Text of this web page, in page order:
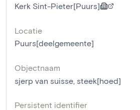
Kerk Sint-Pieter[Puurs]
Locatie
Puurs[deelgemeente]
Objectnaam
sjerp van suisse steek[hoed]
Persistent identifier